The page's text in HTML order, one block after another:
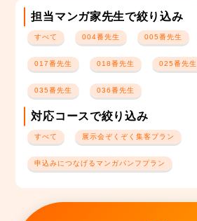
担当マンガ家先生で絞り込み
すべて 004番先生 005番先生
017番先生 018番先生 025番先生
035番先生 036番先生
対応コースで絞り込み
すべて 展示会ぞくぞく集客プラン
申込みにつなげるマンガパンフプラン